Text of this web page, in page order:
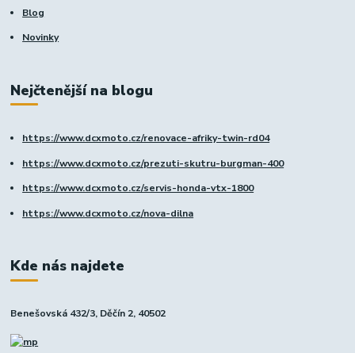
Blog
Novinky
Nejčtenější na blogu
https://www.dcxmoto.cz/renovace-afriky-twin-rd04
https://www.dcxmoto.cz/prezuti-skutru-burgman-400
https://www.dcxmoto.cz/servis-honda-vtx-1800
https://www.dcxmoto.cz/nova-dilna
Kde nás najdete
Benešovská 432/3, Děčín 2, 40502